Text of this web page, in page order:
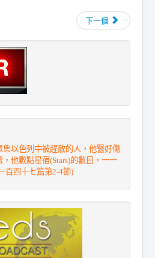
下一個
以色列中被趕散的人，他醫好傷
他數點星宿(Stars)的數目，一一
百四十七篇第2-4節)